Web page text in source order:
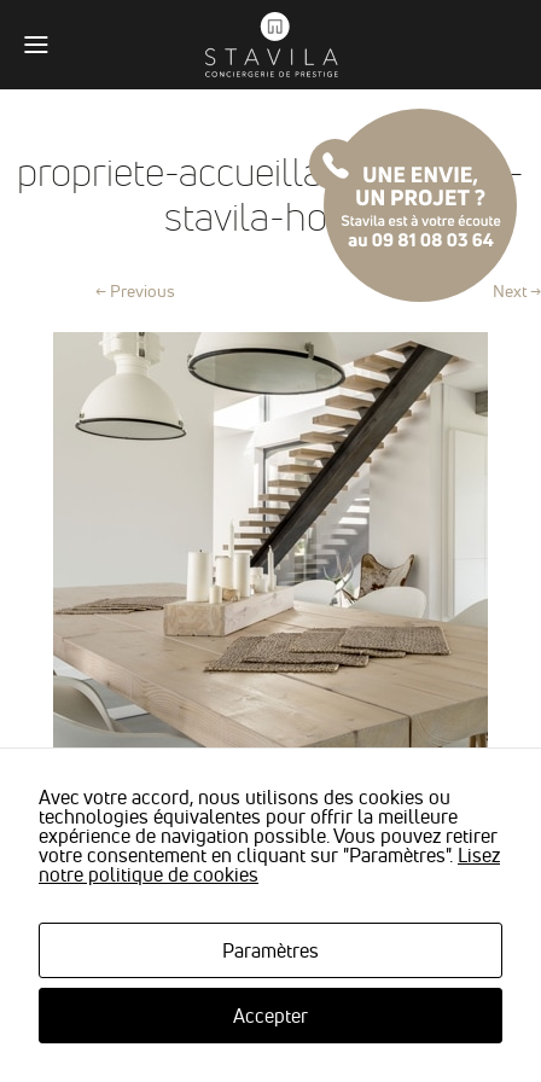
propriete-accueillante-cannes-
stavila-home
← Previous Next →
© Stavila -Mentions légales|Actualités|Revoir mes paramètres de
cookies| Tous droits de reproductions réservés
Avec votre accord, nous utilisons des cookies ou
technologies équivalentes pour offrir la meilleure
expérience de navigation possible. Vous pouvez retirer
votre consentement en cliquant sur "Paramètres". Lisez
notre politique de cookies
Paramètres
Accepter
Obligatoires
Ces scripts
sont
nécessaires
pour pouvoir
naviguer sur
notre site
internet pour
permettre
notamment
d'avoir accès à
la
de notre
localisation
qu'aux
fonctionnalités
nous
contacter.
Nous